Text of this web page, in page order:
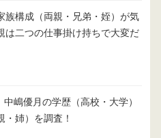
族構成（両親・兄弟・姪）が気
は二つの仕事掛け持ちで大変だ
中嶋優月の学歴（高校・大学）
・姉）を調査！